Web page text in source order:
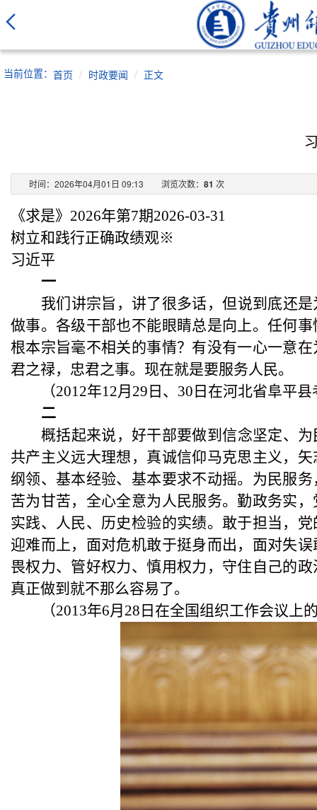
当前位置： 首页 时政要闻 正文
时间：2026年04月01日 09:13 浏览次数： 81 次
《求是》 2026年第7期2026-03-31
树立和践行正确政绩观※
习近平
一
我们讲宗旨，讲了很多话，但说到底还
做事。各级干部也不能眼睛总是向上。任何
根本宗旨毫不相关的事情？有没有一心一意
君之禄，忠君之事。现在就是要服务人民。
（2012年12月29日、30日在河北省阜平
二
概括起来说，好干部要做到信念坚定、
共产主义远大理想，真诚信仰马克思主义，
纲领、基本经验、基本要求不动摇。为民服
苦为甘苦，全心全意为人民服务。勤政务实
实践、人民、历史检验的实绩。敢于担当，
迎难而上，面对危机敢于挺身而出，面对失
畏权力、管好权力、慎用权力，守住自己的
真正做到就不那么容易了。
（2013年6月28日在全国组织工作会议上